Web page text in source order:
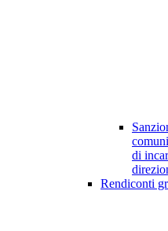
di
Rendiconti